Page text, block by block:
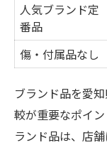
人気ブランド定
番品
傷・付属品なし
ブランド品を愛
較が重要なポイ
ランド品は、店